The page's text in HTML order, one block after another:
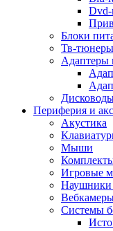
Блоки
Тв-тюнеры
Адаптеры
Периферия и
Акустика
Мыши
Игровые
Наушники
Системы